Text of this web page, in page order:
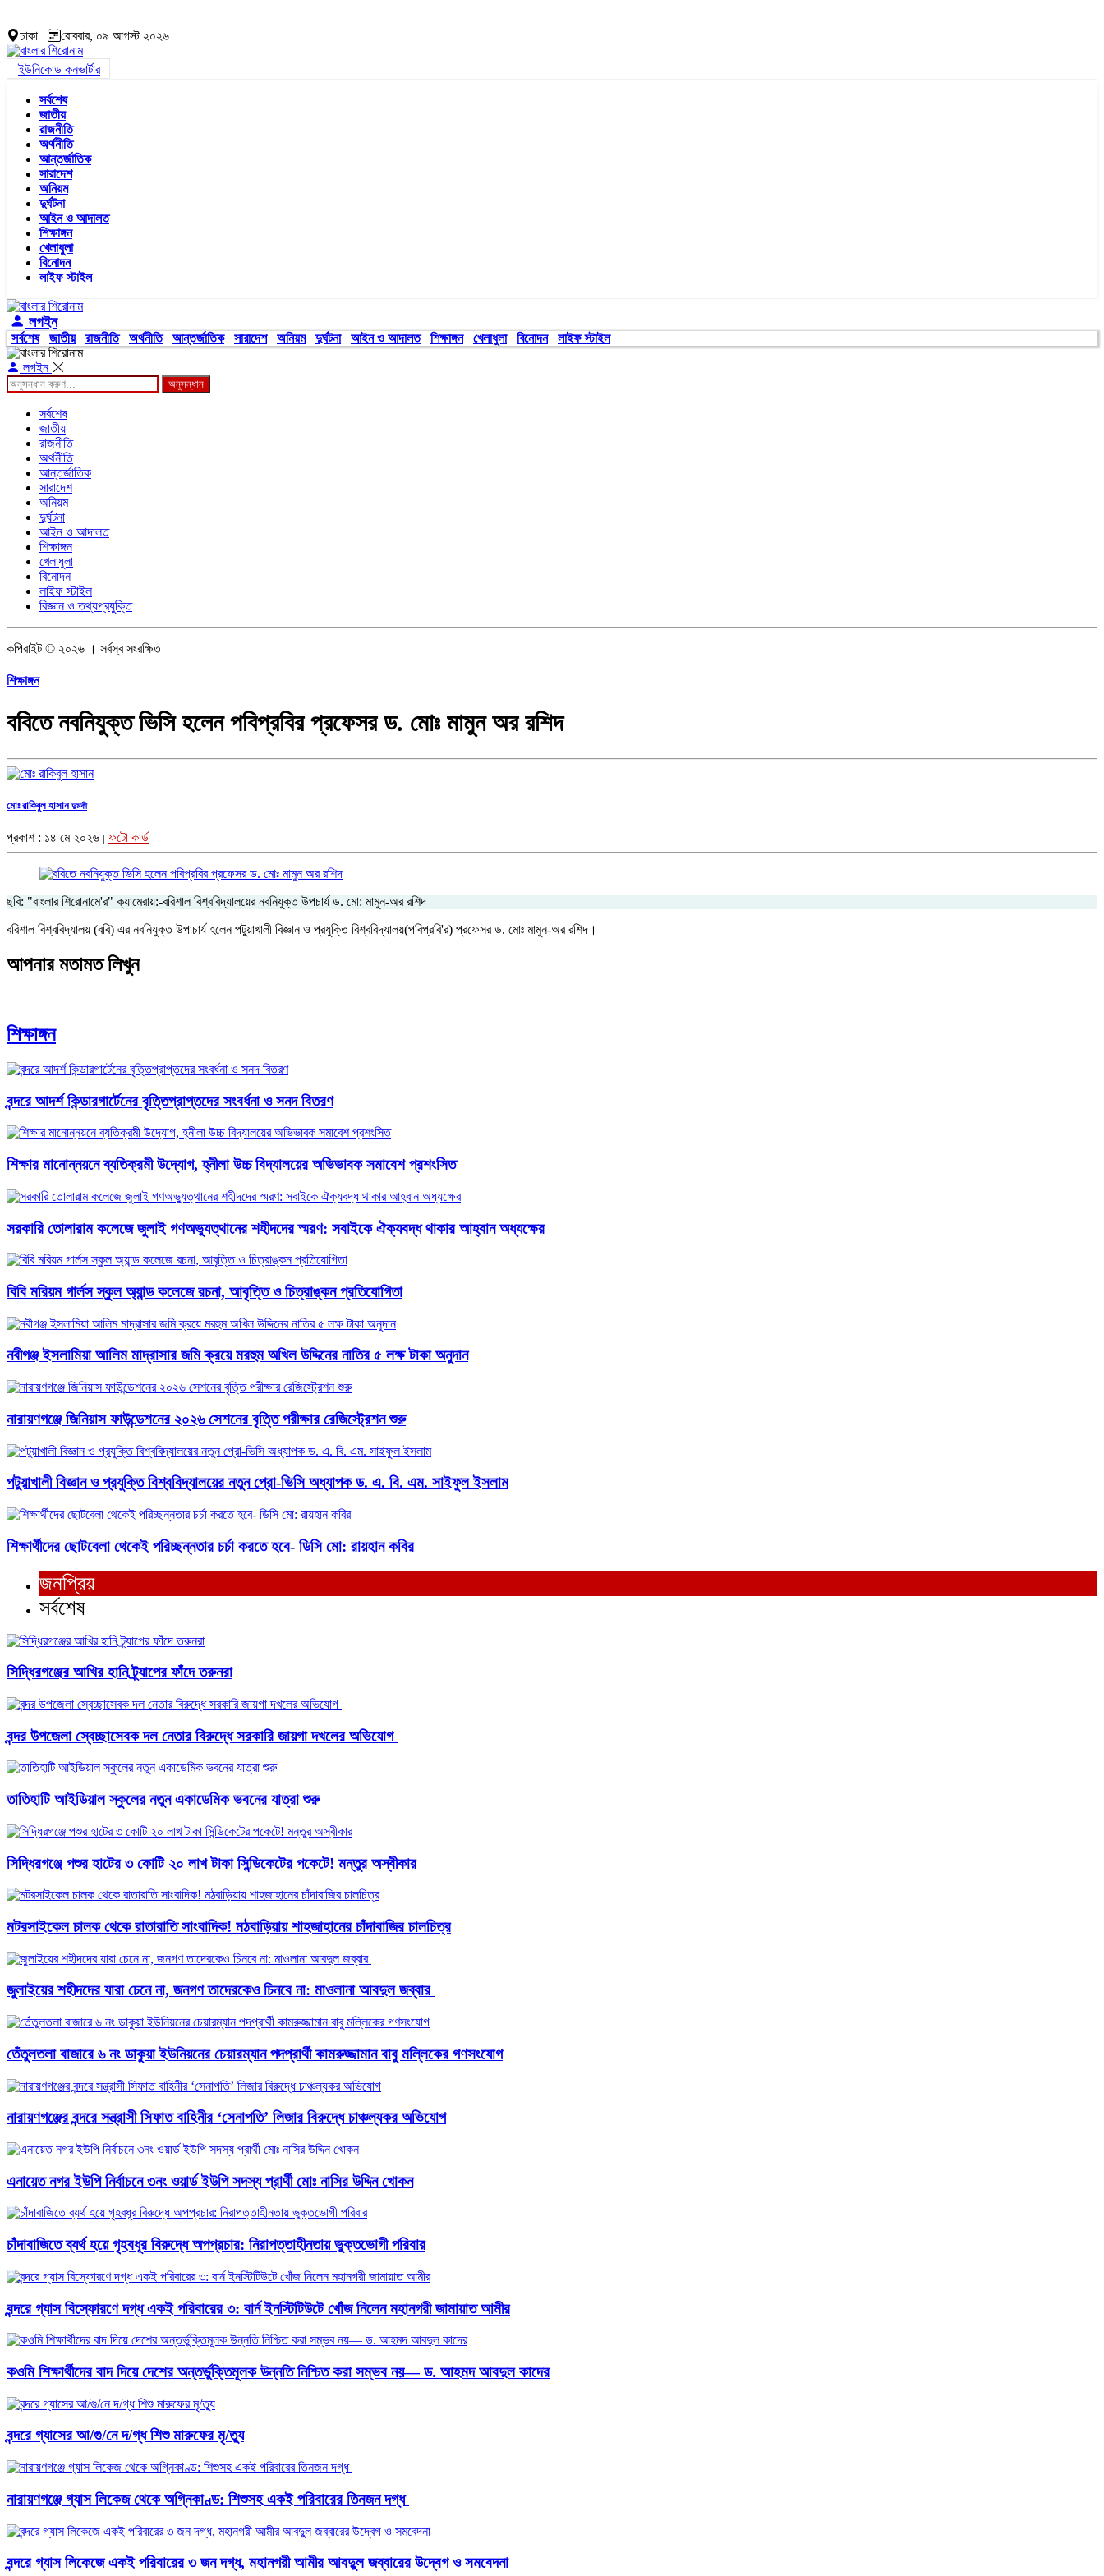
ঢাকা রোববার, ০৯ আগস্ট ২০২৬
ইউনিকোড কনভার্টার
সর্বশেষ
জাতীয়
রাজনীতি
অর্থনীতি
আন্তর্জাতিক
সারাদেশ
অনিয়ম
দুর্ঘটনা
আইন ও আদালত
শিক্ষাঙ্গন
খেলাধুলা
বিনোদন
লাইফ স্টাইল
লগইন
সর্বশেষ জাতীয় রাজনীতি অর্থনীতি আন্তর্জাতিক সারাদেশ অনিয়ম দুর্ঘটনা আইন ও আদালত শিক্ষাঙ্গন খেলাধুলা বিনোদন লাইফ স্টাইল
লগইন
অনুসন্ধান
সর্বশেষ
জাতীয়
রাজনীতি
অর্থনীতি
আন্তর্জাতিক
সারাদেশ
অনিয়ম
দুর্ঘটনা
আইন ও আদালত
শিক্ষাঙ্গন
খেলাধুলা
বিনোদন
লাইফ স্টাইল
বিজ্ঞান ও তথ্যপ্রযুক্তি
কপিরাইট © ২০২৬ । সর্বস্ব সংরক্ষিত
শিক্ষাঙ্গন
ববিতে নবনিযুক্ত ভিসি হলেন পবিপ্রবির প্রফেসর ড. মোঃ মামুন অর রশিদ
মোঃ রাকিবুল হাসানদুমকী
প্রকাশ : ১৪ মে ২০২৬ | ফটো কার্ড
ছবি: "বাংলার শিরোনামে'র" ক্যামেরায়:-বরিশাল বিশ্ববিদ্যালয়ের নবনিযুক্ত উপচার্য ড. মো: মামুন-অর রশিদ
বরিশাল বিশ্ববিদ্যালয় (ববি) এর নবনিযুক্ত উপাচার্য হলেন পটুয়াখালী বিজ্ঞান ও প্রযুক্তি বিশ্ববিদ্যালয়(পবিপ্রবি'র) প্রফেসর ড. মোঃ মামুন-অর রশিদ।
আপনার মতামত লিখুন
শিক্ষাঙ্গন
বন্দরে আদর্শ কিন্ডারগার্টেনের বৃত্তিপ্রাপ্তদের সংবর্ধনা ও সনদ বিতরণ
শিক্ষার মানোন্নয়নে ব্যতিক্রমী উদ্যোগ, হ্নীলা উচ্চ বিদ্যালয়ের অভিভাবক সমাবেশ প্রশংসিত
সরকারি তোলারাম কলেজে জুলাই গণঅভ্যুত্থানের শহীদদের স্মরণ: সবাইকে ঐক্যবদ্ধ থাকার আহ্বান অধ্যক্ষের
বিবি মরিয়ম গার্লস স্কুল অ্যান্ড কলেজে রচনা, আবৃত্তি ও চিত্রাঙ্কন প্রতিযোগিতা
নবীগঞ্জ ইসলামিয়া আলিম মাদ্রাসার জমি ক্রয়ে মরহুম অখিল উদ্দিনের নাতির ৫ লক্ষ টাকা অনুদান
নারায়ণগঞ্জে জিনিয়াস ফাউন্ডেশনের ২০২৬ সেশনের বৃত্তি পরীক্ষার রেজিস্ট্রেশন শুরু
পটুয়াখালী বিজ্ঞান ও প্রযুক্তি বিশ্ববিদ্যালয়ের নতুন প্রো-ভিসি অধ্যাপক ড. এ. বি. এম. সাইফুল ইসলাম
শিক্ষার্থীদের ছোটবেলা থেকেই পরিচ্ছন্নতার চর্চা করতে হবে- ডিসি মো: রায়হান কবির
জনপ্রিয়
সর্বশেষ
সিদ্ধিরগঞ্জের আখির হানি ট্র্যাপের ফাঁদে তরুনরা
বন্দর উপজেলা স্বেচ্ছাসেবক দল নেতার বিরুদ্ধে সরকারি জায়গা দখলের অভিযোগ ‎
তাতিহাটি আইডিয়াল স্কুলের নতুন একাডেমিক ভবনের যাত্রা শুরু
সিদ্ধিরগঞ্জে পশুর হাটের ৩ কোটি ২০ লাখ টাকা সিন্ডিকেটের পকেটে! মন্তুর অস্বীকার
মটরসাইকেল চালক থেকে রাতারাতি সাংবাদিক! মঠবাড়িয়ায় শাহজাহানের চাঁদাবাজির চালচিত্র
জুলাইয়ের শহীদদের যারা চেনে না, জনগণ তাদেরকেও চিনবে না: মাওলানা আবদুল জব্বার ​
তেঁতুলতলা বাজারে ৬ নং ডাকুয়া ইউনিয়নের চেয়ারম্যান পদপ্রার্থী কামরুজ্জামান বাবু মল্লিকের গণসংযোগ
নারায়ণগঞ্জের বন্দরে সন্ত্রাসী সিফাত বাহিনীর ‘সেনাপতি’ লিজার বিরুদ্ধে চাঞ্চল্যকর অভিযোগ
এনায়েত নগর ইউপি নির্বাচনে ৩নং ওয়ার্ড ইউপি সদস্য প্রার্থী মোঃ নাসির উদ্দিন খোকন
চাঁদাবাজিতে ব্যর্থ হয়ে গৃহবধূর বিরুদ্ধে অপপ্রচার: নিরাপত্তাহীনতায় ভুক্তভোগী পরিবার
বন্দরে গ্যাস বিস্ফোরণে দগ্ধ একই পরিবারের ৩: বার্ন ইনস্টিটিউটে খোঁজ নিলেন মহানগরী জামায়াত আমীর
কওমি শিক্ষার্থীদের বাদ দিয়ে দেশের অন্তর্ভুক্তিমূলক উন্নতি নিশ্চিত করা সম্ভব নয়— ড. আহমদ আবদুল কাদের
বন্দরে গ্যাসের আ/গু/নে দ/গ্ধ শিশু মারুফের মৃ/ত্যু
নারায়ণগঞ্জে গ্যাস লিকেজ থেকে অগ্নিকাণ্ড: শিশুসহ একই পরিবারের তিনজন দগ্ধ ​
বন্দরে গ্যাস লিকেজে একই পরিবারের ৩ জন দগ্ধ, মহানগরী আমীর আবদুুল জব্বারের উদ্বেগ ও সমবেদনা